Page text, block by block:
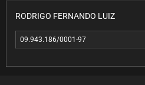
RODRIGO FERNANDO LUIZ
09.943.186/0001-97